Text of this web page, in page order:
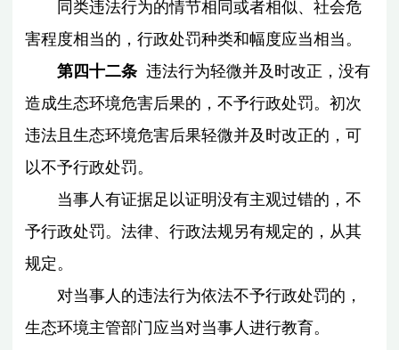
同类违法行为的情节相同或者相似、社会危
害程度相当的，行政处罚种类和幅度应当相当。
第四十二条 违法行为轻微并及时改正，没有
造成生态环境危害后果的，不予行政处罚。初次
违法且生态环境危害后果轻微并及时改正的，可
以不予行政处罚。
当事人有证据足以证明没有主观过错的，不
予行政处罚。法律、行政法规另有规定的，从其
规定。
对当事人的违法行为依法不予行政处罚的，
生态环境主管部门应当对当事人进行教育。